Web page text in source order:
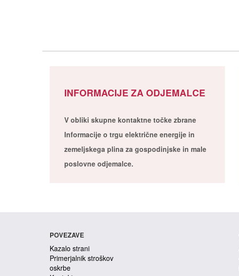
INFORMACIJE ZA ODJEMALCE
V obliki skupne kontaktne točke zbrane
Informacije o trgu električne energije in
zemeljskega plina za gospodinjske in male
poslovne odjemalce.
POVEZAVE
Kazalo strani
Primerjalnik stroškov
oskrbe